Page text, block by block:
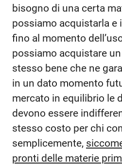
bisogno di una certa
possiamo acquistarla e
fino al momento
possiamo acquistare
stesso bene che ne
in un dato momento
mercato in equilibrio le
devono essere
stesso costo per chi
semplicemente,
pronti delle materie